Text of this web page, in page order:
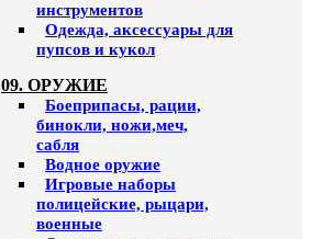
инструментов
Одежда, аксессуары для
пупсов и кукол
09. ОРУЖИЕ
Боеприпасы, рации,
бинокли, ножи,меч,
сабля
Водное оружие
Игровые наборы
полицейские, рыцари,
военные